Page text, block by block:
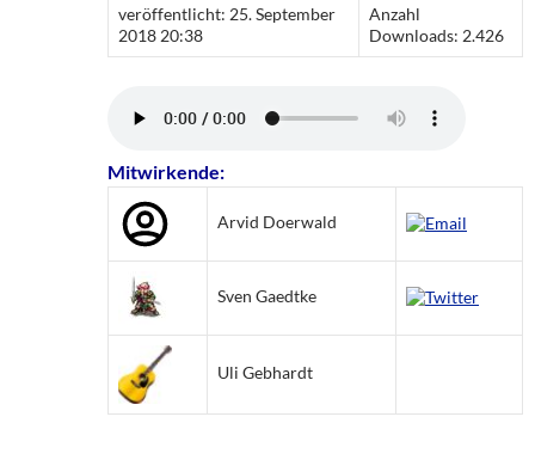
veröffentlicht: 25. September
2018 20:38
Anzahl
Downloads: 2.426
Mitwirkende:
Arvid Doerwald
Sven Gaedtke
Uli Gebhardt